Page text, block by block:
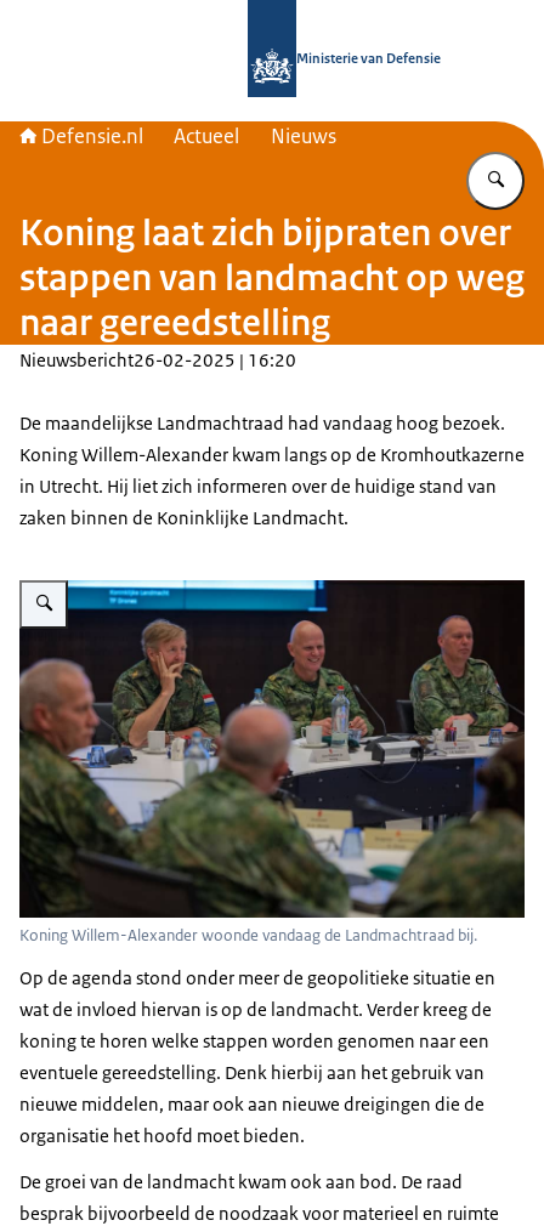
Ministerie van Defensie
Defensie.nl Actueel Nieuws
Koning laat zich bijpraten over
stappen van landmacht op weg
naar gereedstelling
Nieuwsbericht26-02-2025 | 16:20
De maandelijkse Landmachtraad had vandaag hoog bezoek.
Koning Willem-Alexander kwam langs op de Kromhoutkazerne
in Utrecht. Hij liet zich informeren over de huidige stand van
zaken binnen de Koninklijke Landmacht.
Vergroot afbeelding De koning woont een vergadering bij de landmacht bij
Koning Willem-Alexander woonde vandaag de Landmachtraad bij.
Op de agenda stond onder meer de geopolitieke situatie en
wat de invloed hiervan is op de landmacht. Verder kreeg de
koning te horen welke stappen worden genomen naar een
eventuele gereedstelling. Denk hierbij aan het gebruik van
nieuwe middelen, maar ook aan nieuwe dreigingen die de
organisatie het hoofd moet bieden.
De groei van de landmacht kwam ook aan bod. De raad
besprak bijvoorbeeld de noodzaak voor materieel en ruimte